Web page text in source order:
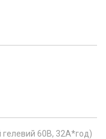
60В, 32А*год)